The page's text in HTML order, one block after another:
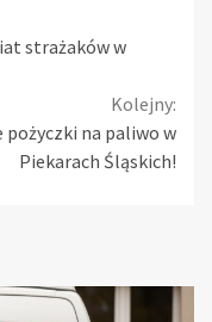
strażaków w
Kolejny:
pożyczki na paliwo w
Piekarach Śląskich!